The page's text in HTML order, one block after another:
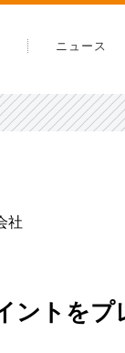
ニュース
社
ントをプ